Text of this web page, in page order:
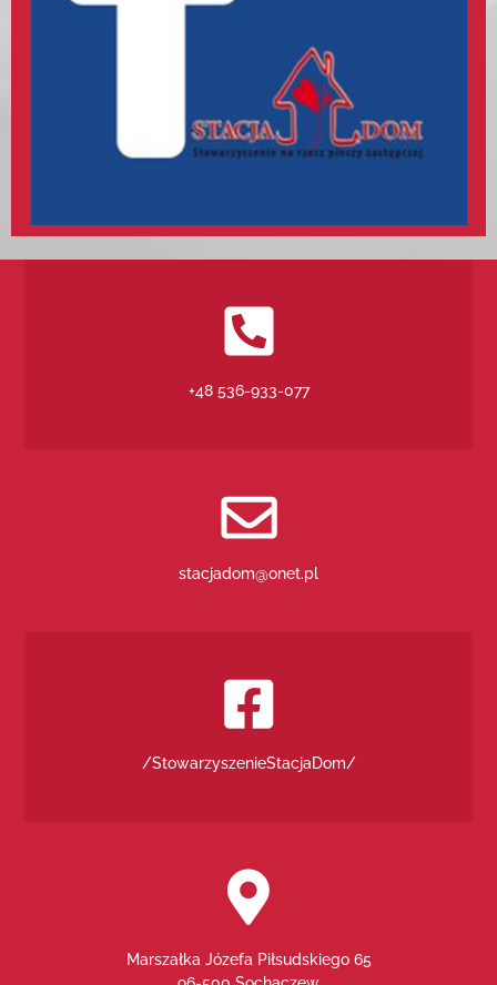
+48 536-933-077
stacjadom@onet.pl
/StowarzyszenieStacjaDom/
Marszałka Józefa Piłsudskiego 65